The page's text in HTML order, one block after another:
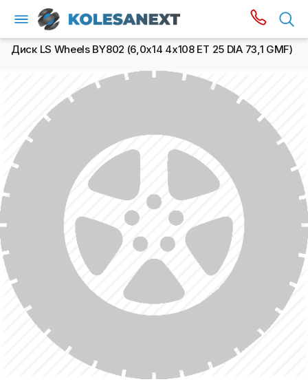
Диск LS Wheels BY802 (6,0х14 4x108 ET 25 DIA 73,1 GMF)